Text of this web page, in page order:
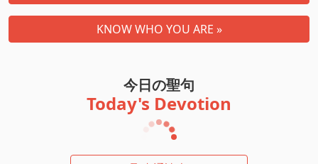
KNOW WHO YOU ARE »
今日の聖句
Today's Devotion